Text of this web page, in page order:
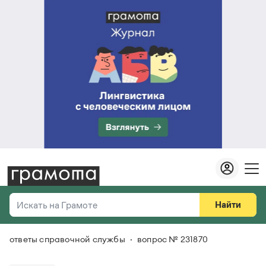
Искать на Грамоте
Справочная служба
Найти
Везде
ответы справочной службы вопрос № 231870